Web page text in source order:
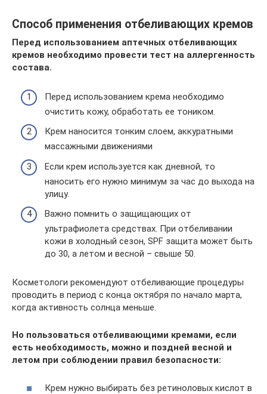
Способ применения отбеливающих кремов
Перед использованием аптечных отбеливающих
кремов необходимо провести тест на аллергенность
состава.
Перед использованием крема необходимо
очистить кожу, обработать ее тоником.
Крем наносится тонким слоем, аккуратными
массажными движениями
Если крем используется как дневной, то
наносить его нужно минимум за час до выхода на
улицу.
Важно помнить о защищающих от
ультрафиолета средствах. При отбеливании
кожи в холодный сезон, SPF защита может быть
до 30, а летом и весной – свыше 50.
Косметологи рекомендуют отбеливающие процедуры
проводить в период с конца октября по начало марта,
когда активность солнца меньше.
Но пользоваться отбеливающими кремами, если
есть необходимость, можно и поздней весной и
летом при соблюдении правил безопасности:
Крем нужно выбирать без ретиноловых кислот в